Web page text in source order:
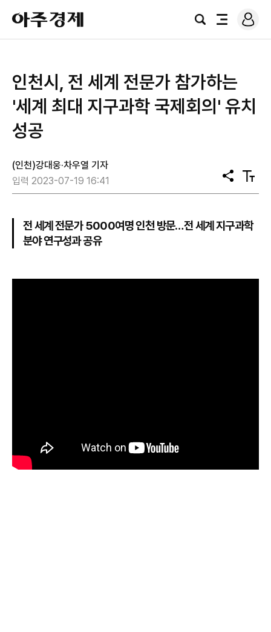
아
주
경
검
전
로
그
인천시, 전 세계 전문가 참가하는
'세계 최대 지구과학 국제회의' 유치
성공
(인천)강대웅·차우열 기자
입력 2023-07-19 16:41
공
유
텍
스
기
전 세계 전문가 5000여명 인천 방문…전 세계 지구과학
분야 연구성과 공유